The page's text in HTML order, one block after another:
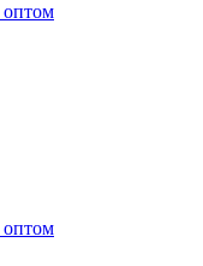
оптом
оптом